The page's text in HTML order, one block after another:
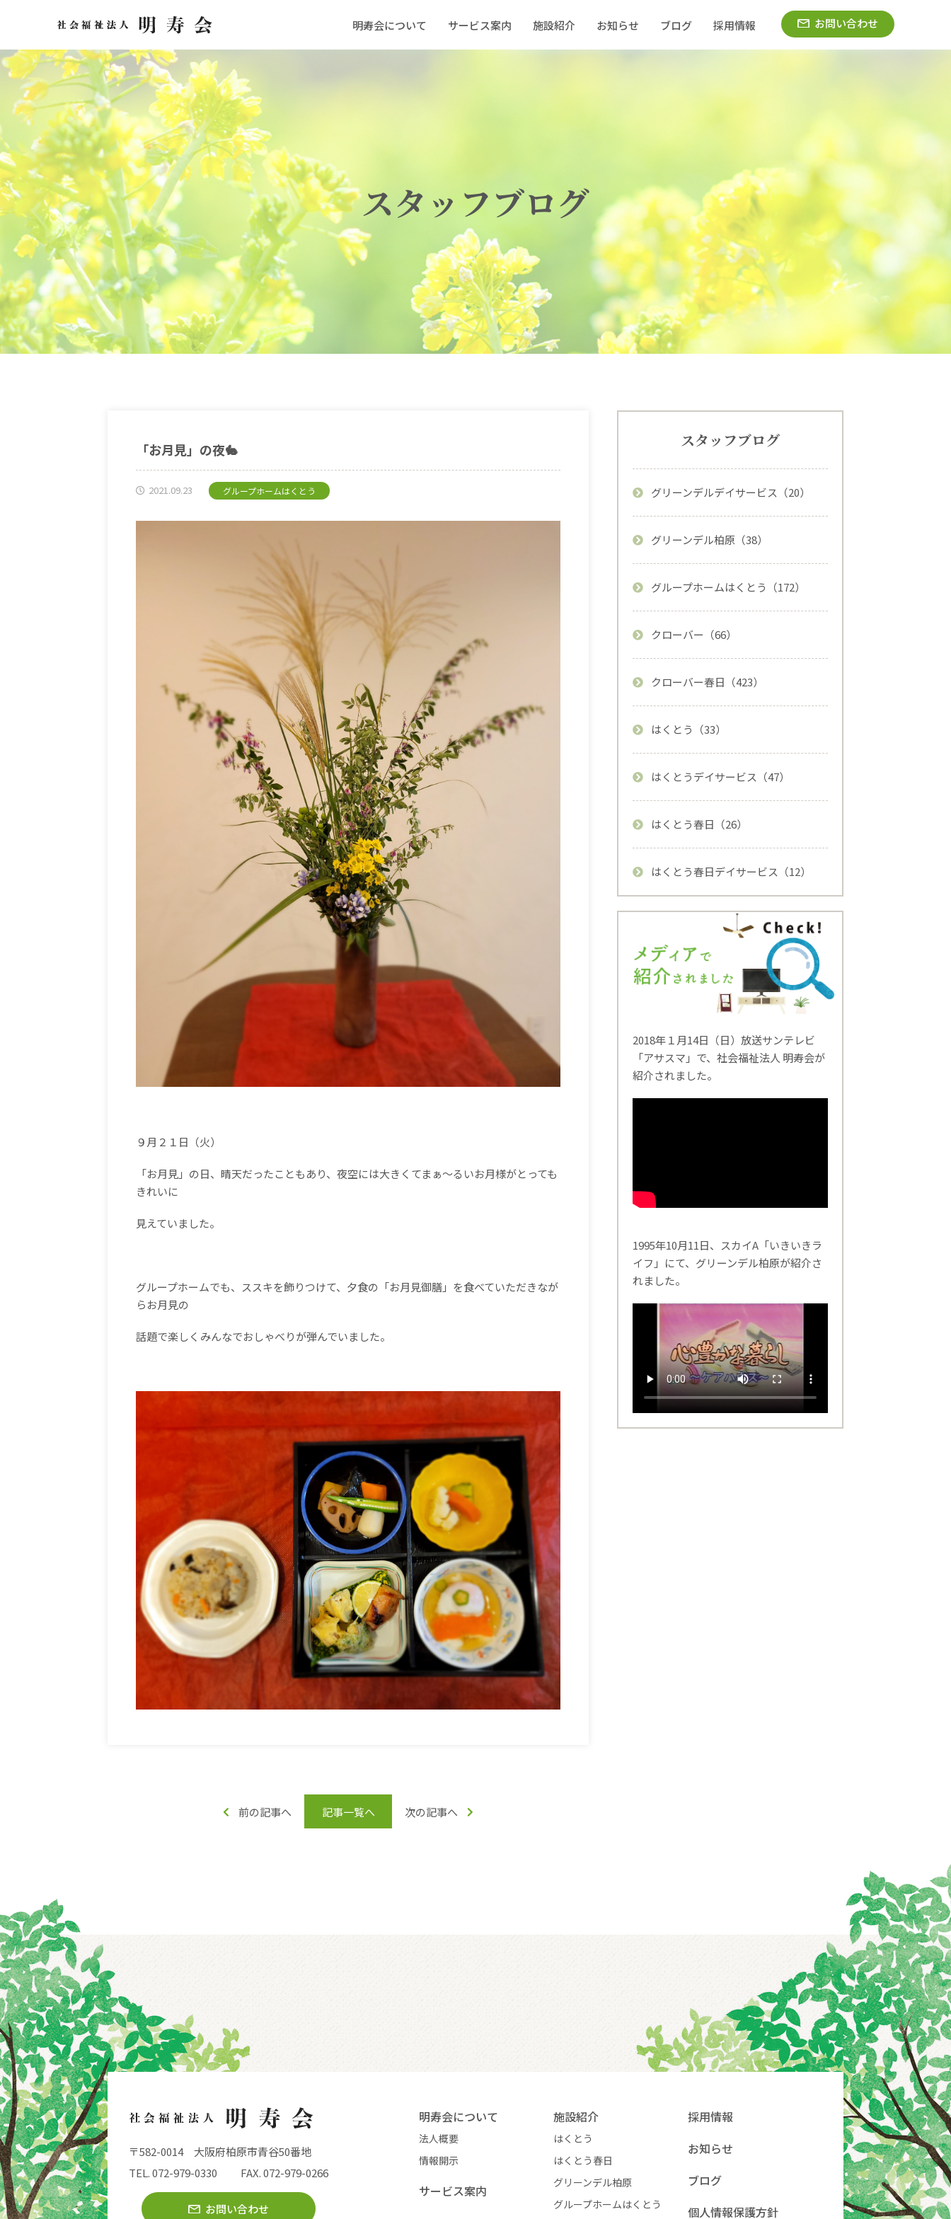
明寿会について サービス案内 施設紹介 お知らせ ブログ 採用情報 お問い合わせ
スタッフブログ
「お月見」の夜🐇
2021.09.23 グループホームはくとう
９月２１日（火）
「お月見」の日、晴天だったこともあり、夜空には大きくてまぁ～るいお月様がとっても
きれいに
見えていました。
グループホームでも、ススキを飾りつけて、夕食の「お月見御膳」を食べていただきなが
らお月見の
話題で楽しくみんなでおしゃべりが弾んでいました。
前の記事へ 記事一覧へ 次の記事へ
スタッフブログ
グリーンデルデイサービス（20）
グリーンデル柏原（38）
グループホームはくとう（172）
クローバー（66）
クローバー春日（423）
はくとう（33）
はくとうデイサービス（47）
はくとう春日（26）
はくとう春日デイサービス（12）
2018年１月14日（日）放送サンテレビ
「アサスマ」で、社会福祉法人 明寿会が
紹介されました。
1995年10月11日、スカイA「いきいきラ
イフ」にて、グリーンデル柏原が紹介さ
れました。
〒582-0014
大阪府柏原市青谷50番地
TEL. 072-979-0330
FAX. 072-979-0266
お問い合わせ
明寿会について
法人概要
情報開示
サービス案内
施設紹介
はくとう
はくとう春日
グリーンデル柏原
グループホームはくとう
採用情報
お知らせ
ブログ
個人情報保護方針